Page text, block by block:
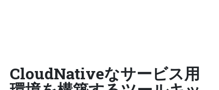
CloudNativeなサービス用